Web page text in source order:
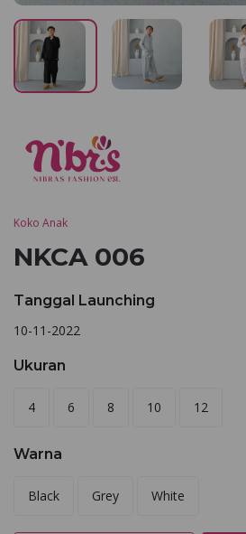
Koko Anak
NKCA 006
Tanggal Launching
10-11-2022
Ukuran
4 6 8 10 12
Warna
Black Grey White